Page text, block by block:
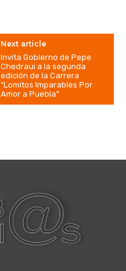
Next article
Invita Gobierno de Pepe
Chedraui a la segunda
edición de la Carrera
“Lomitos Imparables Por
Amor a Puebla”